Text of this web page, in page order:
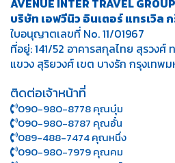
AVENUE INTER TRAVEL
บริษัท เอฟวีนิว อินเตอร์ แทรเวิล
ใบอนุญาตเลขที่ No. 11/01967
ที่อยู่: 141/52 อาคารสกุลไทย สุรวงศ์
แขวง สุริยวงศ์ เขต บางรัก กรุงเทพ
ติดต่อเจ้าหน้าที่
090-980-8778 คุณบุ๋ม
090-980-8787 คุณอั๋น
089-488-7474 คุณหนึ่ง
090-980-7979 คุณคม